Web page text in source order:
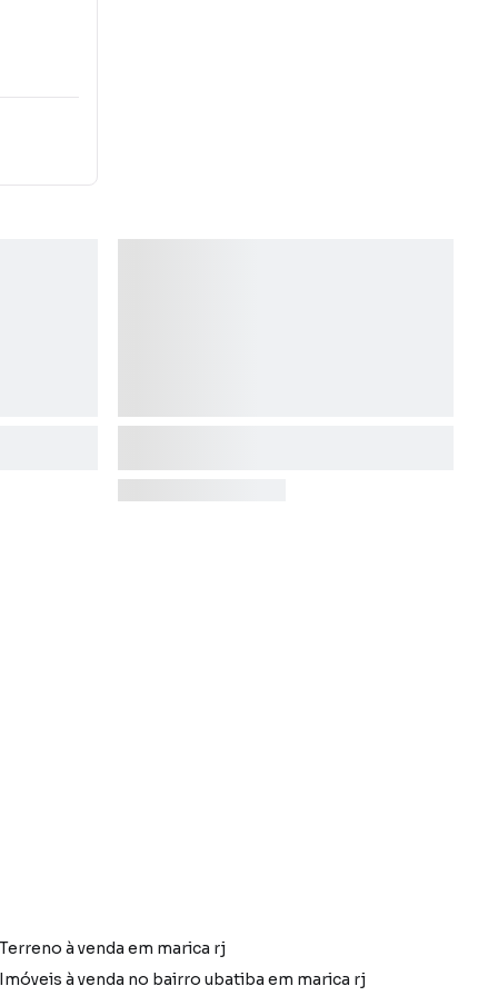
à venda em marica rj
à venda no bairro ubatiba em marica rj